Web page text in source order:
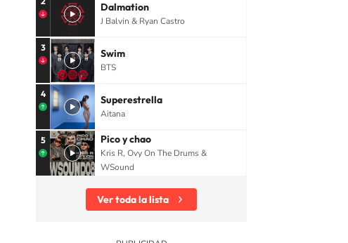
Dalmation
J Balvin & Ryan Castro
3 Swim
BTS
4 Superestrella
Aitana
5 Pico y chao
Kris R, Ovy On The Drums &
WSound
Ver toda la lista